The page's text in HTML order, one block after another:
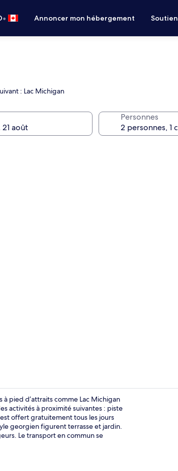
• Annoncer mon hébergement Soutien
: Lac Michigan
Personnes
Spectacle au théâtre
pied d’attraits comme Lac Michigan
activités à proximité suivantes : piste
offert gratuitement tous les jours
georgien figurent terrasse et jardin.
Le transport en commun se